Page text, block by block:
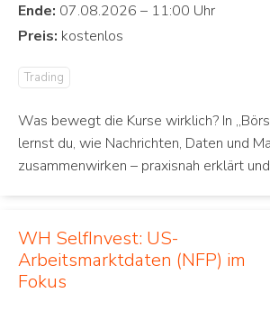
Ende:
Preis:
Trading
Was bewegt die Kurse wirklich? In
lernst du, wie Nachrichten, Daten und
zusammenwirken – praxisnah erklärt
WH SelfInvest: US-
Arbeitsmarktdaten (NFP) im
Fokus